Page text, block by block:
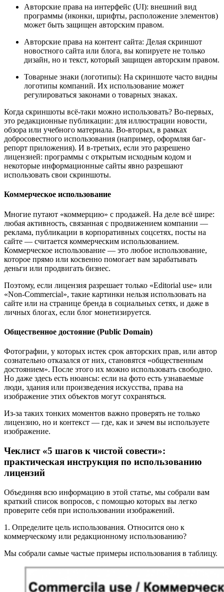
Авторские права на интерфейс (UI): внешний вид
программы (иконки, шрифты, расположение элементов)
может быть защищен авторским правом.
Авторские права на контент сайта: Делая скриншот
новостного сайта или блога, вы копируете не только
дизайн, но и текст, который защищен авторским правом.
Товарные знаки (логотипы): На скриншоте часто видны
логотипы компаний. Их использование может
регулироваться законами о товарных знаках.
Когда скриншоты всё-таки можно использовать? Во-первых,
это редакционные публикации: для иллюстрации новости,
обзора или учебного материала. Во-вторых, в рамках
добросовестного использования (например, оформляя баг-
репорт приложения). И в-третьих, если это разрешено
лицензией: программы с открытым исходным кодом и
некоторые информационные сайты явно разрешают
использовать свои скриншоты.
Коммерческое использование
Многие путают «коммерцию» с продажей. На деле всё шире:
любая активность, связанная с продвижением компании —
реклама, публикации в корпоративных соцсетях, посты на
сайте — считается коммерческим использованием.
Коммерческое использование — это любое использование,
которое прямо или косвенно помогает вам зарабатывать
деньги или продвигать бизнес.
Поэтому, если лицензия разрешает только «Editorial use» или
«Non-Commercial», такие картинки нельзя использовать на
сайте или на странице бренда в социальных сетях, и даже в
личных блогах, если блог монетизируется.
Общественное достояние (Public Domain)
Фотографии, у которых истек срок авторских прав, или автор
сознательно отказался от них, становятся «общественным
достоянием». После этого их можно использовать свободно.
Но даже здесь есть нюансы: если на фото есть узнаваемые
люди, здания или произведения искусства, права на
изображение этих объектов могут сохраняться.
Из-за таких тонких моментов важно проверять не только
лицензию, но и контекст — где, как и зачем вы используете
изображение.
Чеклист «5 шагов к чистой совести»:
практическая инструкция по использованию
лицензий
Объединяя всю информацию в этой статье, мы собрали вам
краткий список вопросов, с помощью которых вы легко
проверите себя при использовании изображений.
1. Определите цель использования. Относится оно к
коммерческому или редакционному использованию?
Мы собрали самые частые примеры использования в таблицу.